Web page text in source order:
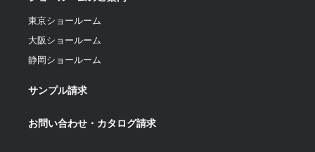
東京ショールーム
大阪ショールーム
静岡ショールーム
サンプル請求
お問い合わせ・カタログ請求